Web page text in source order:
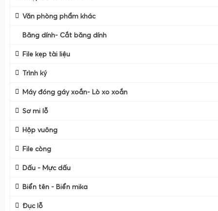
Văn phòng phẩm khác
Băng dính- Cắt băng dính
Băng Dính
Cắt Băng Dính
File kẹp tài liệu
Trình ký
Máy đóng gáy xoắn- Lò xo xoắn
Sơ mi lỗ
Hộp vuông
File còng
Dấu - Mực dấu
Biển tên - Biển mika
Đục lỗ